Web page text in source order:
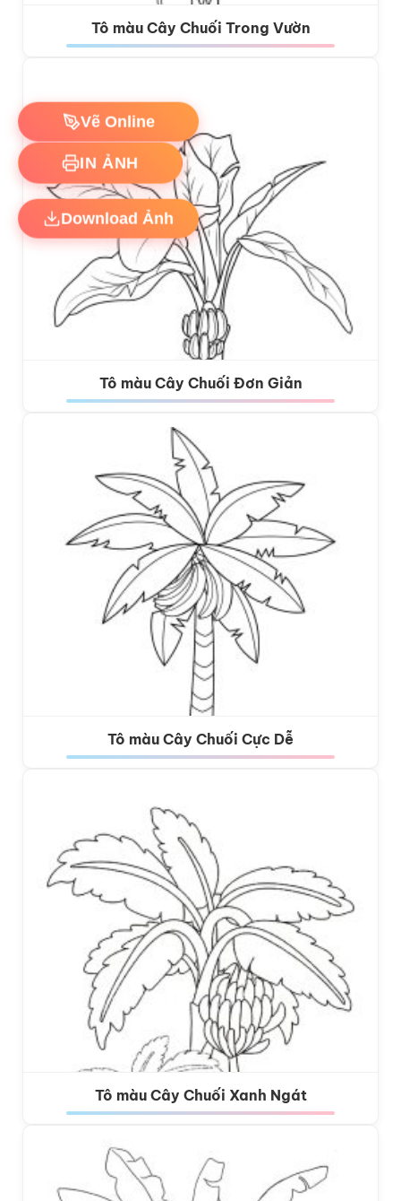
Tô màu Cây Chuối Trong Vườn
Tô màu Cây Chuối Đơn Giản
Tô màu Cây Chuối Cực Dễ
Tô màu Cây Chuối Xanh Ngát
Vẽ Online
IN ẢNH
Download Ảnh